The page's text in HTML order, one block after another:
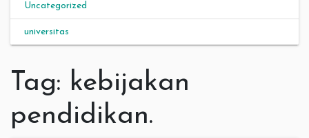
Uncategorized
universitas
Tag: kebijakan
pendidikan.